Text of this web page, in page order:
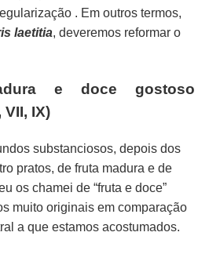
. Em outros termos,
laetitia, deveremos reformar o
e doce gostoso
VII, IX)
substanciosos, depois dos
pratos, de fruta madura e de
os chamei de “fruta e doce”
muito originais em comparação
a que estamos acostumados.